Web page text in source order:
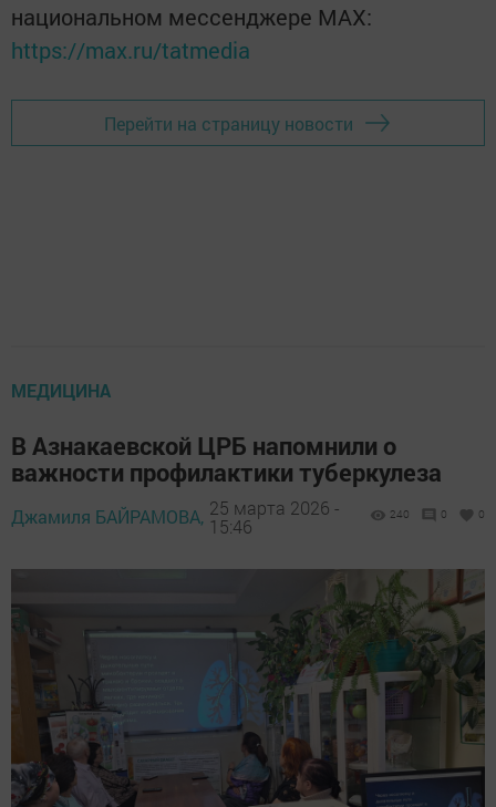
национальном мессенджере MАХ:
https://max.ru/tatmedia
Перейти на страницу новости
МЕДИЦИНА
В Азнакаевской ЦРБ напомнили о
важности профилактики туберкулеза
Джамиля БАЙРАМОВА, 25 марта 2026 -
15:46
240 0 0